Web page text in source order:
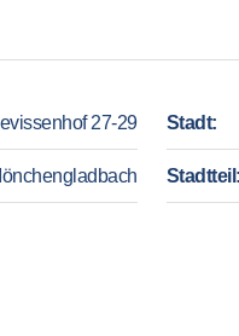
27-29 Stadt:
Stadtteil: